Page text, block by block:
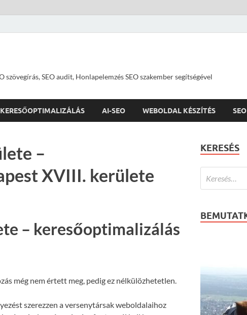
szövegírás, SEO audit, Honlapelemzés SEO szakember segítségével
AI-SEO WEBOLDAL KÉSZÍTÉS
–
XVIII. kerülete
– keresőoptimalizálás
még nem értett meg, pedig ez nélkülözhetetlen.
szerezzen a versenytársak weboldalaihoz
KERESÉS